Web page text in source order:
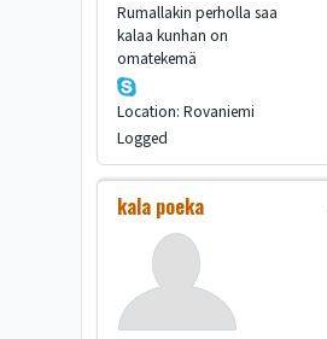
Rumallakin perholla saa
kalaa kunhan on
omatekemä
Location: Rovaniemi
Logged
kala poeka